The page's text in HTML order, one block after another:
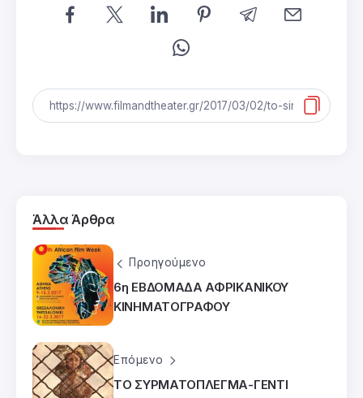
Άλλα Άρθρα
Προηγούμενο
6η ΕΒΔΟΜΑΔΑ ΑΦΡΙΚΑΝΙΚΟΥ
ΚΙΝΗΜΑΤΟΓΡΑΦΟΥ
Επόμενο
ΤΟ ΣΥΡΜΑΤΟΠΛΕΓΜΑ-ΓΕΝΤΙ